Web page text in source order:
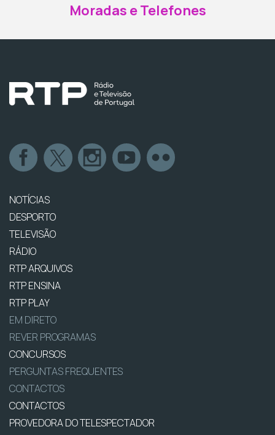
Moradas e Telefones
NOTÍCIAS
DESPORTO
TELEVISÃO
RÁDIO
RTP ARQUIVOS
RTP ENSINA
RTP PLAY
EM DIRETO
REVER PROGRAMAS
CONCURSOS
PERGUNTAS FREQUENTES
CONTACTOS
CONTACTOS
PROVEDORA DO TELESPECTADOR